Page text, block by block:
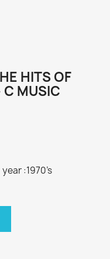
HITS OF
C MUSIC
:1970’s